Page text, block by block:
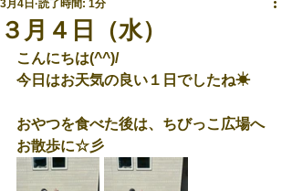
３月４日（水）
3月4日 読了時間: 1分
こんにちは(^^)/
今日はお天気の良い１日でしたね☀
おやつを食べた後は、ちびっこ広場へ
お散歩に☆彡